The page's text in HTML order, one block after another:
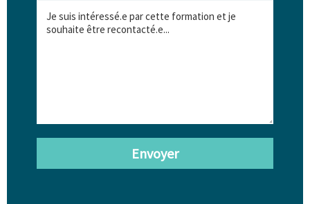
Envoyer